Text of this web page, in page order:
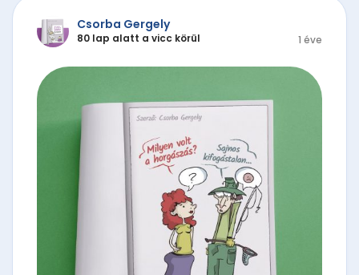
Csorba Gergely
80 lap alatt a vicc körül 1 éve